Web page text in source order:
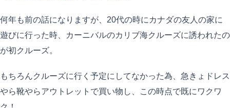
何年も前の話になりますが、20代の時にカナダの友人の家に
遊びに行った時、カーニバルのカリブ海クルーズに誘われたの
が初クルーズ。
もちろんクルーズに行く予定にしてなかった為、急きょドレス
やら靴やらアウトレットで買い物し、この時点で既にワクワ